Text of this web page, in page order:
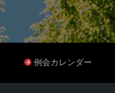
例会カレンダー